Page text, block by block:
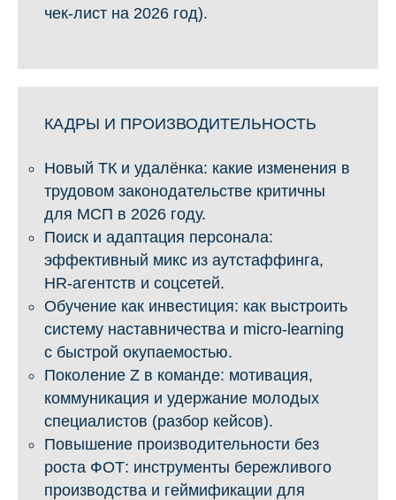
чек-лист на 2026 год).
КАДРЫ И ПРОИЗВОДИТЕЛЬНОСТЬ
Новый ТК и удалёнка: какие изменения в
трудовом законодательстве критичны
для МСП в 2026 году.
Поиск и адаптация персонала:
эффективный микс из аутстаффинга,
HR-агентств и соцсетей.
Обучение как инвестиция: как выстроить
систему наставничества и micro-learning
с быстрой окупаемостью.
Поколение Z в команде: мотивация,
коммуникация и удержание молодых
специалистов (разбор кейсов).
Повышение производительности без
роста ФОТ: инструменты бережливого
производства и геймификации для